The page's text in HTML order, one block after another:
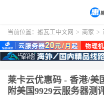
当前位置： 搬瓦工中文网 > 商家 >
莱卡云优惠码 - 香港/美
附美国9929云服务器测